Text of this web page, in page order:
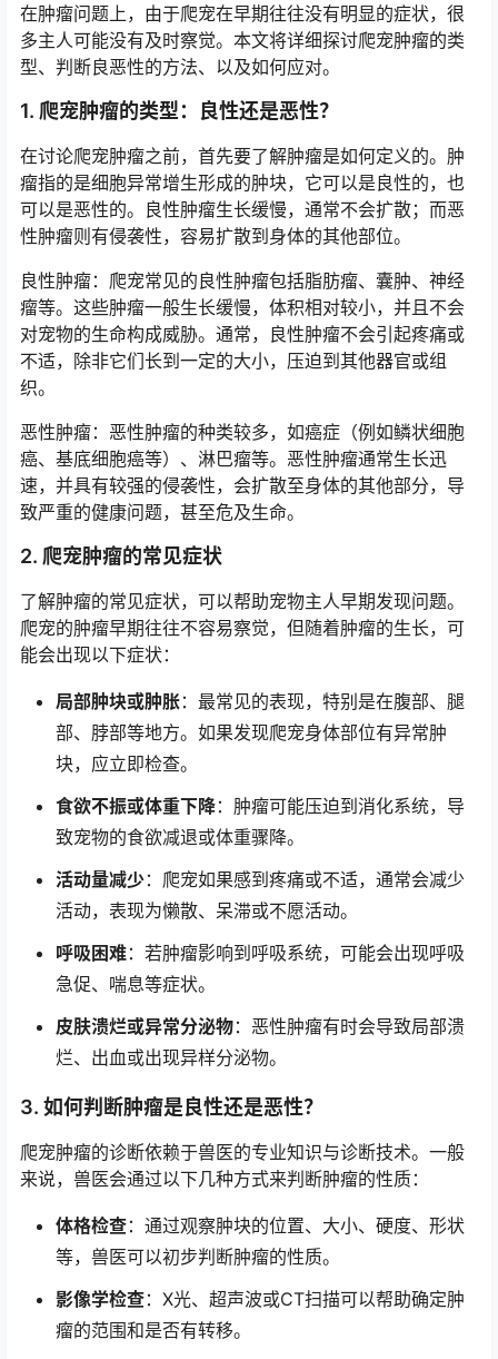
在肿瘤问题上，由于爬宠在早期往往没有明显的症状，很
多主人可能没有及时察觉。本文将详细探讨爬宠肿瘤的类
型、判断良恶性的方法、以及如何应对。
1. 爬宠肿瘤的类型：良性还是恶性？
在讨论爬宠肿瘤之前，首先要了解肿瘤是如何定义的。肿
瘤指的是细胞异常增生形成的肿块，它可以是良性的，也
可以是恶性的。良性肿瘤生长缓慢，通常不会扩散；而恶
性肿瘤则有侵袭性，容易扩散到身体的其他部位。
良性肿瘤：爬宠常见的良性肿瘤包括脂肪瘤、囊肿、神经
瘤等。这些肿瘤一般生长缓慢，体积相对较小，并且不会
对宠物的生命构成威胁。通常，良性肿瘤不会引起疼痛或
不适，除非它们长到一定的大小，压迫到其他器官或组
织。
恶性肿瘤：恶性肿瘤的种类较多，如癌症（例如鳞状细胞
癌、基底细胞癌等）、淋巴瘤等。恶性肿瘤通常生长迅
速，并具有较强的侵袭性，会扩散至身体的其他部分，导
致严重的健康问题，甚至危及生命。
2. 爬宠肿瘤的常见症状
了解肿瘤的常见症状，可以帮助宠物主人早期发现问题。
爬宠的肿瘤早期往往不容易察觉，但随着肿瘤的生长，可
能会出现以下症状：
局部肿块或肿胀：最常见的表现，特别是在腹部、腿
部、脖部等地方。如果发现爬宠身体部位有异常肿
块，应立即检查。
食欲不振或体重下降：肿瘤可能压迫到消化系统，导
致宠物的食欲减退或体重骤降。
活动量减少：爬宠如果感到疼痛或不适，通常会减少
活动，表现为懒散、呆滞或不愿活动。
呼吸困难：若肿瘤影响到呼吸系统，可能会出现呼吸
急促、喘息等症状。
皮肤溃烂或异常分泌物：恶性肿瘤有时会导致局部溃
烂、出血或出现异样分泌物。
3. 如何判断肿瘤是良性还是恶性？
爬宠肿瘤的诊断依赖于兽医的专业知识与诊断技术。一般
来说，兽医会通过以下几种方式来判断肿瘤的性质：
体格检查：通过观察肿块的位置、大小、硬度、形状
等，兽医可以初步判断肿瘤的性质。
影像学检查：X光、超声波或CT扫描可以帮助确定肿
瘤的范围和是否有转移。